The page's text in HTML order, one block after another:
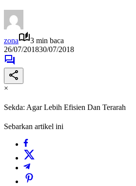
zona
3 min baca
26/07/201830/07/2018
×
Sekda: Agar Lebih Efisien Dan Terarah
Sebarkan artikel ini